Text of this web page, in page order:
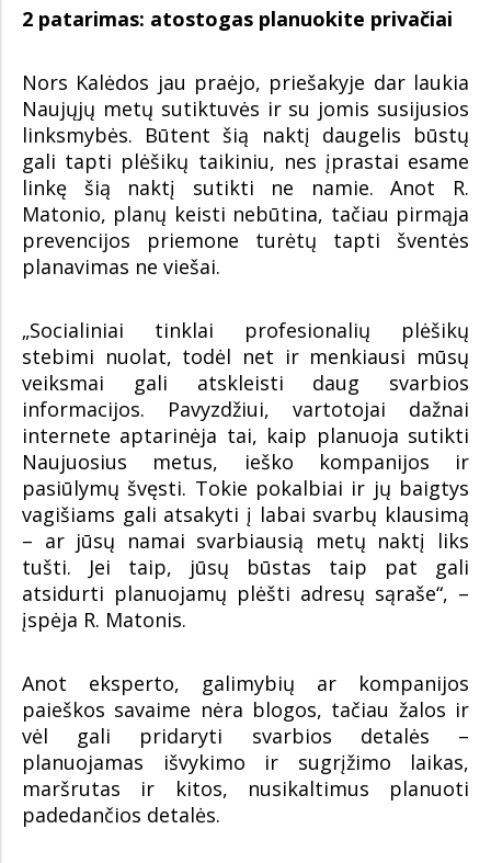
2 patarimas: atostogas planuokite privačiai
Nors Kalėdos jau praėjo, priešakyje dar laukia
Naujųjų metų sutiktuvės ir su jomis susijusios
linksmybės. Būtent šią naktį daugelis būstų
gali tapti plėšikų taikiniu, nes įprastai esame
linkę šią naktį sutikti ne namie. Anot R.
Matonio, planų keisti nebūtina, tačiau pirmąja
prevencijos priemone turėtų tapti šventės
planavimas ne viešai.
„Socialiniai tinklai profesionalių plėšikų
stebimi nuolat, todėl net ir menkiausi mūsų
veiksmai gali atskleisti daug svarbios
informacijos. Pavyzdžiui, vartotojai dažnai
internete aptarinėja tai, kaip planuoja sutikti
Naujuosius metus, ieško kompanijos ir
pasiūlymų švęsti. Tokie pokalbiai ir jų baigtys
vagišiams gali atsakyti į labai svarbų klausimą
– ar jūsų namai svarbiausią metų naktį liks
tušti. Jei taip, jūsų būstas taip pat gali
atsidurti planuojamų plėšti adresų sąraše“, –
įspėja R. Matonis.
Anot eksperto, galimybių ar kompanijos
paieškos savaime nėra blogos, tačiau žalos ir
vėl gali pridaryti svarbios detalės –
planuojamas išvykimo ir sugrįžimo laikas,
maršrutas ir kitos, nusikaltimus planuoti
padedančios detalės.